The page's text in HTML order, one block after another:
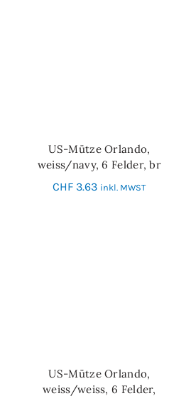
IN DEN WARENKORB
US-Mütze Orlando,
weiss/navy, 6 Felder, br
CHF 3.63 inkl. MWST
IN DEN WARENKORB
US-Mütze Orlando,
weiss/weiss, 6 Felder,